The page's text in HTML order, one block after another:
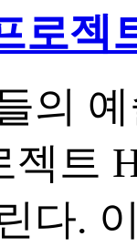
로
의
젝트
다.